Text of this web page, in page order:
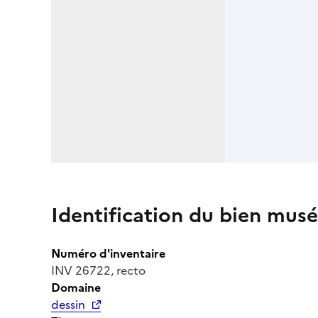
Identification du bien
Numéro d'inventaire
INV 26722, recto
Domaine
dessin